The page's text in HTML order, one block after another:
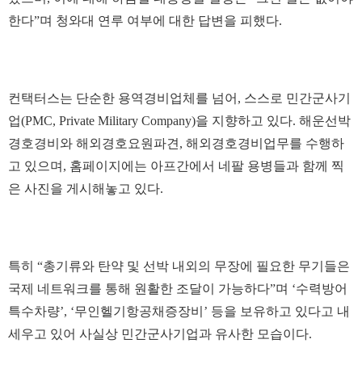
한다”며 청와대 연루 여부에 대한 답변을 피했다.
컨택터스는 단순한 용역경비업체를 넘어, 스스로 민간군사기
업(PMC, Private Military Company)을 지향하고 있다. 해운선박
경호경비와 해외경호요원파견, 해외경호경비업무를 수행하
고 있으며, 홈페이지에는 아프간에서 네팔 용병들과 함께 찍
은 사진을 게시해놓고 있다.
특히 “총기류와 탄약 및 선박 내외의 무장에 필요한 무기들은
국제 네트워크를 통해 원활한 조달이 가능하다”며 ‘수력방어
특수차량’, ‘무인헬기항공채증장비’ 등을 보유하고 있다고 내
세우고 있어 사실상 민간군사기업과 유사한 모습이다.